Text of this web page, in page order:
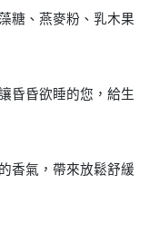
糖、燕麥粉、乳木果
昏昏欲睡的您，給生
香氣，帶來放鬆舒緩